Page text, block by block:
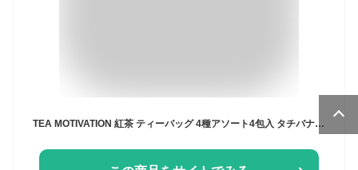
TEA MOTIVATION 紅茶 ティーバッグ 4種アソート4包入 タチバナ産業 アールグレイ ダージリン アッサム ももりんご ホワイトデー お礼 手土産 挨拶 ホワイトデー 母の日 RSL 送料無料